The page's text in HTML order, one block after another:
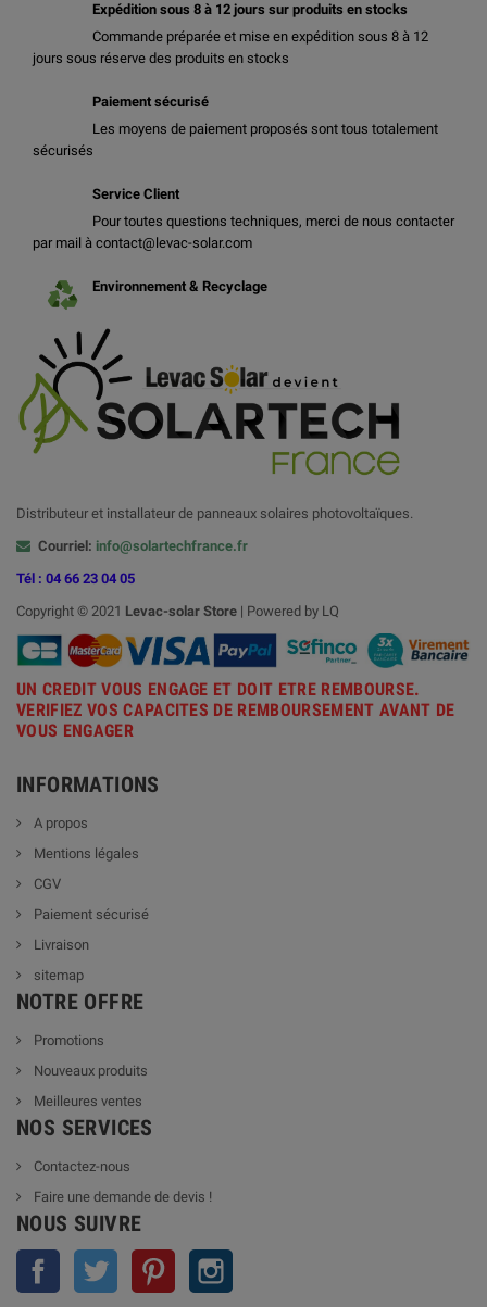
Expédition sous 8 à 12 jours sur produits en stocks
Commande préparée et mise en expédition sous 8 à 12
jours sous réserve des produits en stocks
Paiement sécurisé
Les moyens de paiement proposés sont tous totalement
sécurisés
Service Client
Pour toutes questions techniques, merci de nous contacter
par mail à contact@levac-solar.com
Environnement & Recyclage
Distributeur et installateur de panneaux solaires photovoltaïques.
Courriel: info@solartechfrance.fr
Tél : 04 66 23 04 05
Copyright © 2021 Levac-solar Store | Powered by LQ
UN CREDIT VOUS ENGAGE ET DOIT ETRE REMBOURSE.
VERIFIEZ VOS CAPACITES DE REMBOURSEMENT AVANT DE
VOUS ENGAGER
INFORMATIONS
A propos
Mentions légales
CGV
Paiement sécurisé
Livraison
sitemap
NOTRE OFFRE
Promotions
Nouveaux produits
Meilleures ventes
NOS SERVICES
Contactez-nous
Faire une demande de devis !
NOUS SUIVRE
Facebook Twitter Pinterest